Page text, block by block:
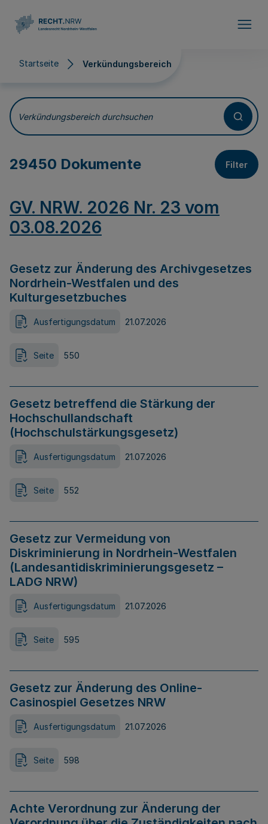
Startseite Verkündungsbereich
Verkündungsbereich
Verkündungsbereich durchsuchen
29450 Dokumente Filter
GV. NRW. 2026 Nr. 23 vom
03.08.2026
Gesetz zur Änderung des Archivgesetzes
Nordrhein-Westfalen und des
Kulturgesetzbuches
Ausfertigungsdatum 21.07.2026
Seite 550
Gesetz betreffend die Stärkung der
Hochschullandschaft
(Hochschulstärkungsgesetz)
Ausfertigungsdatum 21.07.2026
Seite 552
Gesetz zur Vermeidung von
Diskriminierung in Nordrhein-Westfalen
(Landesantidiskriminierungsgesetz –
LADG NRW)
Ausfertigungsdatum 21.07.2026
Seite 595
Gesetz zur Änderung des Online-
Casinospiel Gesetzes NRW
Ausfertigungsdatum 21.07.2026
Seite 598
Achte Verordnung zur Änderung der